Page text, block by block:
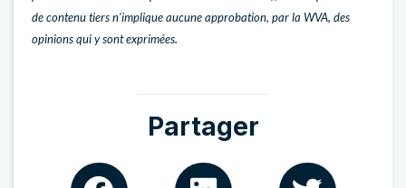
de contenu tiers n'implique aucune approbation, par la WVA, des
opinions qui y sont exprimées.
Partager